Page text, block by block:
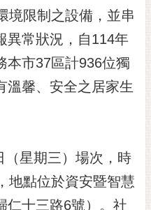
境限制之設備，並串
異常狀況，自114年
本市37區計936位獨
溫馨、安全之居家生
星期三）場次，時
地點位於資安暨智慧
仁十三路6號）。社